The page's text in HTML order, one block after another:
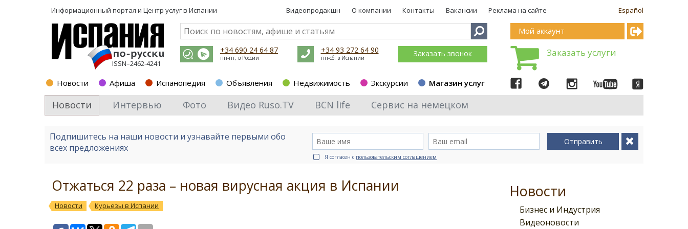
Информационный портал и Центр услуг в Испании Español
Видеопродакшн О компании Контакты Вакансии Реклама на сайте
ISSN–2462-4241
+34 690 24 64 87
пн-пт, в России
+34 93 272 64 90
пн-сб. в Испании Заказать звонок
Новости Афиша Испанопедия Объявления Недвижимость Экскурсии Магазин услуг
Мой аккаунт
Заказать услуги
Новости Интервью Фото Видео Ruso.TV BCN life Сервис на немецком
Подпишитесь на наши новости и узнавайте первыми обо
всех предложениях
Отправить
Я согласен с пользовательским соглашением
Новости
Бизнес и Индустрия
Видеоновости
Отжаться 22 раза – новая вирусная акция в Испании
Новости Курьезы в Испании